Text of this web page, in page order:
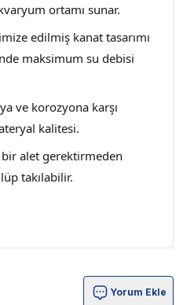
ortamı sunar.
edilmiş kanat tasarımı
maksimum su debisi
ve korozyona karşı
kalitesi.
alet gerektirmeden
takılabilir.
Ürün Yorumları
Yorum Ekle